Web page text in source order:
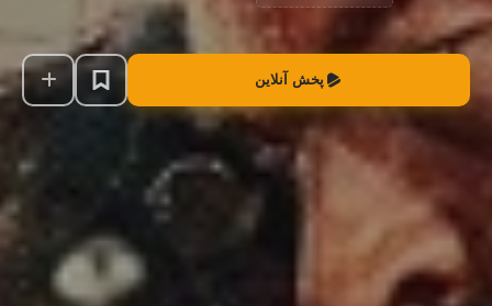
پخش آنلاین